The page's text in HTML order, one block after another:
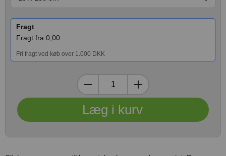
Fragt
Fragt fra 0,00
Fri fragt ved køb over 1.000 DKK